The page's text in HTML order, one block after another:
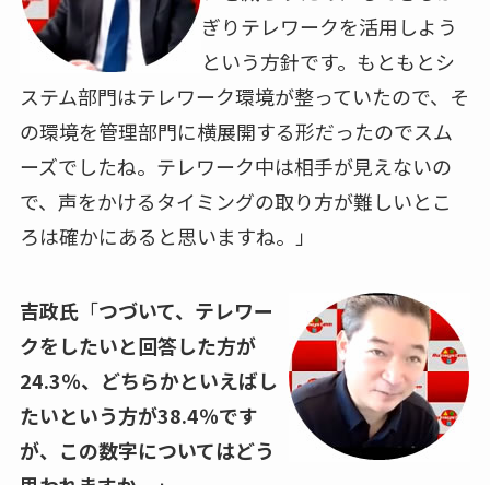
ぎりテレワークを活用しよう
という方針です。もともとシ
ステム部門はテレワーク環境が整っていたので、そ
の環境を管理部門に横展開する形だったのでスム
ーズでしたね。テレワーク中は相手が見えないの
で、声をかけるタイミングの取り方が難しいとこ
ろは確かにあると思いますね。」
吉政氏「つづいて、テレワー
クをしたいと回答した方が
24.3％、どちらかといえばし
たいという方が38.4％です
が、この数字についてはどう